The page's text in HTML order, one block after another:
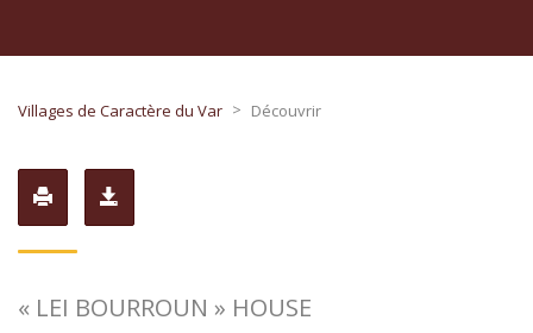
Villages de Caractère du Var > Découvrir
« LEI BOURROUN » HOUSE